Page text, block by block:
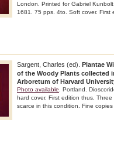
London. Printed for Gabriel
1681. 75 pps. 4to. Soft cover. First
Sargent, Charles (ed). Plantae
of the Woody Plants collected
Arboretum of Harvard
Photo available . Portland.
hard cover. First edition thus.
scarce in this condition. Fine